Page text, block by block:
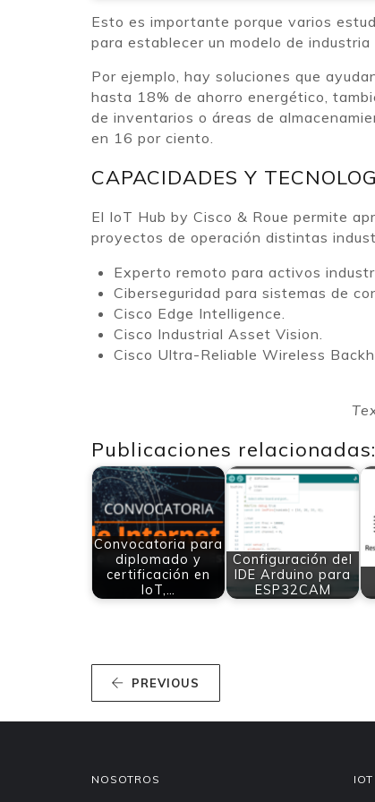
Esto es importante porque varios
para establecer un modelo de industria
Por ejemplo, hay soluciones que
hasta 18% de ahorro energético,
de inventarios o áreas de
en 16 por ciento.
CAPACIDADES Y
El IoT Hub by Cisco & Roue permite
proyectos de operación distintas
Experto remoto para activos
Ciberseguridad para sistemas de
Cisco Edge Intelligence.
Cisco Industrial Asset Vision.
Cisco Ultra-Reliable Wireless
Publicaciones relacionadas:
Convocatoria para
diplomado y
certificación en
IoT,…
Configuración del
IDE Arduino para
ESP32CAM
PREVIOUS
NOSOTROS